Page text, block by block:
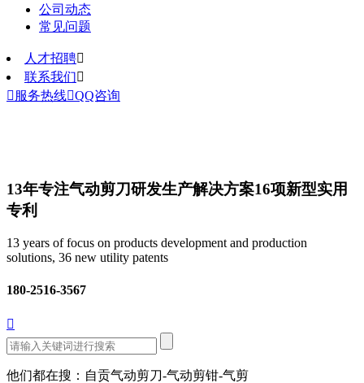
公司动态
常见问题
人才招聘
联系我们
 服务热线QQ咨询
13年专注气动剪刀研发生产解决方案16项新型实用
专利
13 years of focus on products development and production
solutions, 36 new utility patents
180-2516-3567

他们都在搜：自贡气动剪刀-气动剪钳-气剪